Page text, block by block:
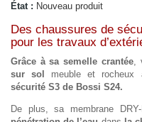
État : Nouveau produit
Des chaussures de
pour les travaux
Grâce à sa semelle crantée,
sur sol
meuble et rocheux
sécurité S3 de Bossi S24.
De plus, sa membrane